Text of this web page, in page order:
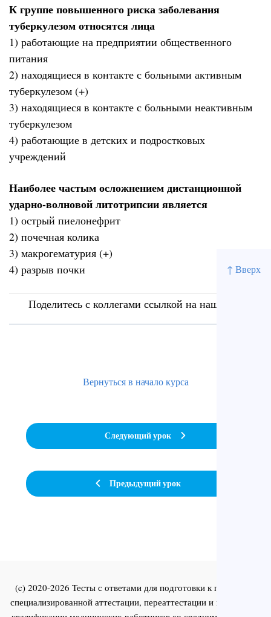
↑ Вверх
К группе повышенного риска заболевания
туберкулезом относятся лица
1) работающие на предприятии общественного
питания
2) находящиеся в контакте с больными активным
туберкулезом (+)
3) находящиеся в контакте с больными неактивным
туберкулезом
4) работающие в детских и подростковых
учреждений
Наиболее частым осложнением дистанционной
ударно-волновой литотрипсии является
1) острый пиелонефрит
2) почечная колика
3) макрогематурия (+)
4) разрыв почки
Поделитесь с коллегами ссылкой на наш сайт
Предыдущий урок
Вернуться в начало курса
Следующий урок
(c) 2020-2026 Тесты с ответами для подготовки к первичной
специализированной аттестации, переаттестации и повышения